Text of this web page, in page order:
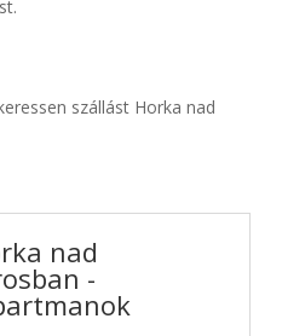
szállást Horka nad
nad
-